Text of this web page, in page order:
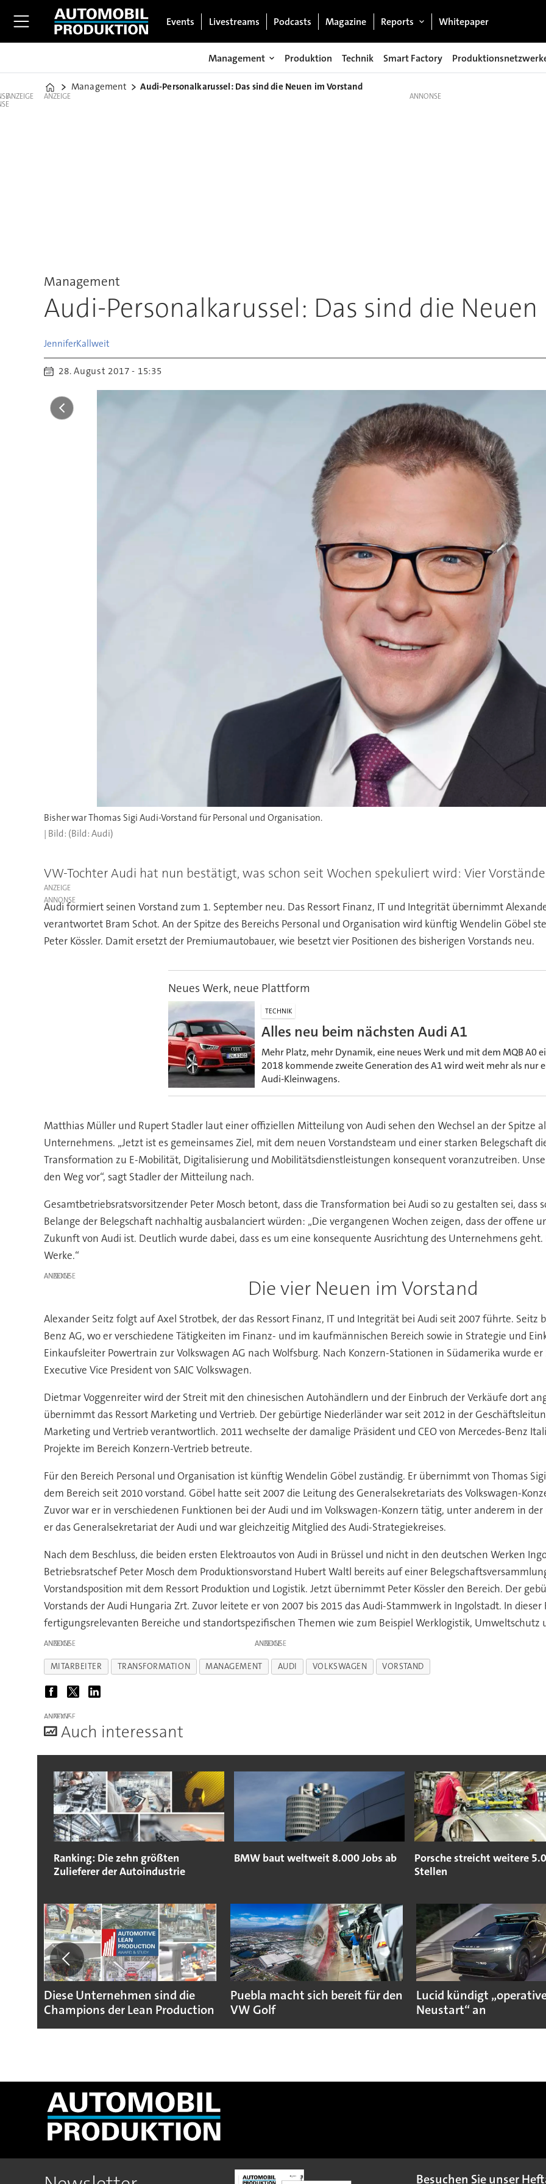
Events Livestreams Podcasts Magazine Reports Whitepaper
Management Produktion Technik Smart Factory
Home
Management Audi-Personalkarussel: Das sind die Neuen im Vorstand
ANZEIGE ANZEIGE
Management
Audi-Personalkarussel: Das sind die
JenniferKallweit
28. August 2017 - 15:35
Bisher war Thomas Sigi Audi-Vorstand für Personal und Organisation.
(Bild: Audi)
VW-Tochter Audi hat nun bestätigt, was schon seit Wochen spekuliert wird: Vier
ANZEIGE
Audi formiert seinen Vorstand zum 1. September neu. Das Ressort Finanz, IT und Integrität übernimmt
verantwortet Bram Schot. An der Spitze des Bereichs Personal und Organisation wird künftig Wendelin Göbel
Peter Kössler. Damit ersetzt der Premiumautobauer, wie besetzt vier Positionen des bisherigen Vorstands neu.
Neues Werk, neue Plattform
TECHNIK
Alles neu beim nächsten Audi A1
Mehr Platz, mehr Dynamik, eine neues Werk und mit dem MQB A0
2018 kommende zweite Generation des A1 wird weit mehr als nur
Audi-Kleinwagens.
Matthias Müller und Rupert Stadler laut einer offiziellen Mitteilung von Audi sehen den Wechsel an der Spitze
Unternehmens. „Jetzt ist es gemeinsames Ziel, mit dem neuen Vorstandsteam und einer starken Belegschaft
Transformation zu E-Mobilität, Digitalisierung und Mobilitätsdienstleistungen konsequent voranzutreiben.
den Weg vor“, sagt Stadler der Mitteilung nach.
Gesamtbetriebsratsvorsitzender Peter Mosch betont, dass die Transformation bei Audi so zu gestalten sei,
Belange der Belegschaft nachhaltig ausbalanciert würden: „Die vergangenen Wochen zeigen, dass der offene
Zukunft von Audi ist. Deutlich wurde dabei, dass es um eine konsequente Ausrichtung des Unternehmens
Werke.“
ANZEIGE Die vier Neuen im Vorstand
Alexander Seitz folgt auf Axel Strotbek, der das Ressort Finanz, IT und Integrität bei Audi seit 2007 führte.
Benz AG, wo er verschiedene Tätigkeiten im Finanz- und im kaufmännischen Bereich sowie in Strategie und
Einkaufsleiter Powertrain zur Volkswagen AG nach Wolfsburg. Nach Konzern-Stationen in Südamerika wurde
Executive Vice President von SAIC Volkswagen.
Dietmar Voggenreiter wird der Streit mit den chinesischen Autohändlern und der Einbruch der Verkäufe dort
übernimmt das Ressort Marketing und Vertrieb. Der gebürtige Niederländer war seit 2012 in der
Marketing und Vertrieb verantwortlich. 2011 wechselte der damalige Präsident und CEO von Mercedes-Benz
Projekte im Bereich Konzern-Vertrieb betreute.
Für den Bereich Personal und Organisation ist künftig Wendelin Göbel zuständig. Er übernimmt von Thomas
dem Bereich seit 2010 vorstand. Göbel hatte seit 2007 die Leitung des Generalsekretariats des Volkswagen-
Zuvor war er in verschiedenen Funktionen bei der Audi und im Volkswagen-Konzern tätig, unter anderem in
er das Generalsekretariat der Audi und war gleichzeitig Mitglied des Audi-Strategiekreises.
Nach dem Beschluss, die beiden ersten Elektroautos von Audi in Brüssel und nicht in den deutschen Werken
Betriebsratschef Peter Mosch dem Produktionsvorstand Hubert Waltl bereits auf einer
Vorstandsposition mit dem Ressort Produktion und Logistik. Jetzt übernimmt Peter Kössler den Bereich. Der
Vorstands der Audi Hungaria Zrt. Zuvor leitete er von 2007 bis 2015 das Audi-Stammwerk in Ingolstadt. In
fertigungsrelevanten Bereiche und standortspezifischen Themen wie zum Beispiel Werklogistik, Umweltschutz
ANZEIGE ANZEIGE
MITARBEITER TRANSFORMATION MANAGEMENT AUDI VOLKSWAGEN VORSTAND
ANZEIGE
Auch interessant
Ranking: Die zehn größten
Zulieferer der Autoindustrie
BMW baut weltweit 8.000 Jobs ab
Porsche streicht weitere
Stellen
Diese Unternehmen sind die
Champions der Lean Production
Puebla macht sich bereit für den
VW Golf
Lucid kündigt
Neustart“ an
Besuchen Sie unser